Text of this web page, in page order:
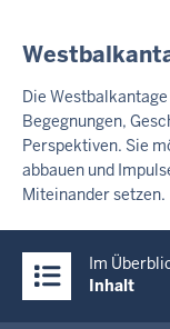
I
H
A
T
S
S
Die
Begegnungen,
Perspektiven. Sie
abbauen und
Miteinander setzen.
Inhalte
Im
Inhalt